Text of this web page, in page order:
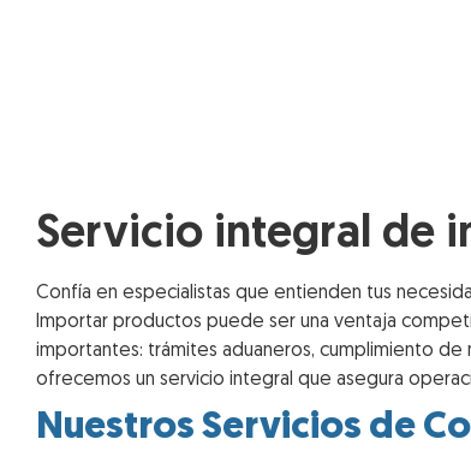
Servicio integral de
Confía en especialistas que entienden tus
Importar productos puede ser una ventaja
importantes: trámites aduaneros, cumplimiento
ofrecemos un servicio integral que asegura
Nuestros Servicios de